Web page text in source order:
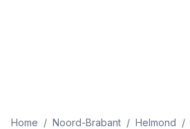
Home / Noord-Brabant / Helmond /